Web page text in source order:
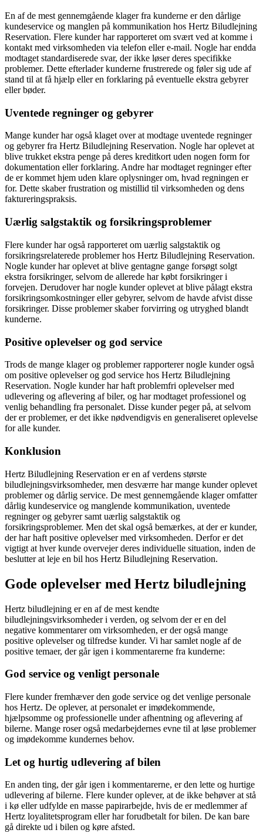
En af de mest gennemgående klager fra kunderne er den dårlige
kundeservice og manglen på kommunikation hos Hertz Biludlejning
Reservation. Flere kunder har rapporteret om svært ved at komme i
kontakt med virksomheden via telefon eller e-mail. Nogle har endda
modtaget standardiserede svar, der ikke løser deres specifikke
problemer. Dette efterlader kunderne frustrerede og føler sig ude af
stand til at få hjælp eller en forklaring på eventuelle ekstra gebyrer
eller bøder.
Uventede regninger og gebyrer
Mange kunder har også klaget over at modtage uventede regninger
og gebyrer fra Hertz Biludlejning Reservation. Nogle har oplevet at
blive trukket ekstra penge på deres kreditkort uden nogen form for
dokumentation eller forklaring. Andre har modtaget regninger efter
de er kommet hjem uden klare oplysninger om, hvad regningen er
for. Dette skaber frustration og mistillid til virksomheden og dens
faktureringspraksis.
Uærlig salgstaktik og forsikringsproblemer
Flere kunder har også rapporteret om uærlig salgstaktik og
forsikringsrelaterede problemer hos Hertz Biludlejning Reservation.
Nogle kunder har oplevet at blive gentagne gange forsøgt solgt
ekstra forsikringer, selvom de allerede har købt forsikringer i
forvejen. Derudover har nogle kunder oplevet at blive pålagt ekstra
forsikringsomkostninger eller gebyrer, selvom de havde afvist disse
forsikringer. Disse problemer skaber forvirring og utryghed blandt
kunderne.
Positive oplevelser og god service
Trods de mange klager og problemer rapporterer nogle kunder også
om positive oplevelser og god service hos Hertz Biludlejning
Reservation. Nogle kunder har haft problemfri oplevelser med
udlevering og aflevering af biler, og har modtaget professionel og
venlig behandling fra personalet. Disse kunder peger på, at selvom
der er problemer, er det ikke nødvendigvis en generaliseret oplevelse
for alle kunder.
Konklusion
Hertz Biludlejning Reservation er en af verdens største
biludlejningsvirksomheder, men desværre har mange kunder oplevet
problemer og dårlig service. De mest gennemgående klager omfatter
dårlig kundeservice og manglende kommunikation, uventede
regninger og gebyrer samt uærlig salgstaktik og
forsikringsproblemer. Men det skal også bemærkes, at der er kunder,
der har haft positive oplevelser med virksomheden. Derfor er det
vigtigt at hver kunde overvejer deres individuelle situation, inden de
beslutter at leje en bil hos Hertz Biludlejning Reservation.
Gode oplevelser med Hertz biludlejning
Hertz biludlejning er en af de mest kendte
biludlejningsvirksomheder i verden, og selvom der er en del
negative kommentarer om virksomheden, er der også mange
positive oplevelser og tilfredse kunder. Vi har samlet nogle af de
positive temaer, der går igen i kommentarerne fra kunderne:
God service og venligt personale
Flere kunder fremhæver den gode service og det venlige personale
hos Hertz. De oplever, at personalet er imødekommende,
hjælpsomme og professionelle under afhentning og aflevering af
bilerne. Mange roser også medarbejdernes evne til at løse problemer
og imødekomme kundernes behov.
Let og hurtig udlevering af bilen
En anden ting, der går igen i kommentarerne, er den lette og hurtige
udlevering af bilerne. Flere kunder oplever, at de ikke behøver at stå
i kø eller udfylde en masse papirarbejde, hvis de er medlemmer af
Hertz loyalitetsprogram eller har forudbetalt for bilen. De kan bare
gå direkte ud i bilen og køre afsted.